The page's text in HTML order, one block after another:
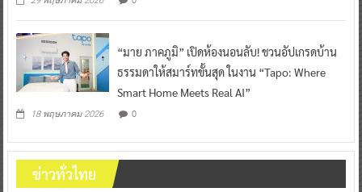
“มาย ภาคภูมิ” เปิดห้องนอนลับ! ชวนอัปเกรดบ้าน
ธรรมดาให้สมาร์ทขั้นสุด ในงาน “Tapo: Where
Smart Home Meets Real AI”
18 พฤษภาคม 2026 0
ข่าวทั่วไทย